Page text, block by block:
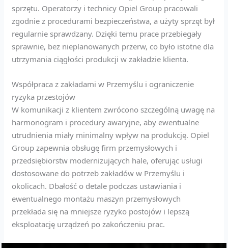
sprzętu. Operatorzy i technicy Opiel Group pracowali
zgodnie z procedurami bezpieczeństwa, a użyty sprzęt był
regularnie sprawdzany. Dzięki temu prace przebiegały
sprawnie, bez nieplanowanych przerw, co było istotne dla
utrzymania ciągłości produkcji w zakładzie klienta.
Współpraca z zakładami w Przemyślu i ograniczenie
ryzyka przestojów
W komunikacji z klientem zwrócono szczególną uwagę na
harmonogram i procedury awaryjne, aby ewentualne
utrudnienia miały minimalny wpływ na produkcję. Opiel
Group zapewnia obsługę firm przemysłowych i
przedsiębiorstw modernizujących hale, oferując usługi
dostosowane do potrzeb zakładów w Przemyślu i
okolicach. Dbałość o detale podczas ustawiania i
ewentualnego montażu maszyn przemysłowych
przekłada się na mniejsze ryzyko postojów i lepszą
eksploatację urządzeń po zakończeniu prac.